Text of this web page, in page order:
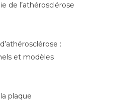
de l’athérosclérose
:
et modèles
plaque